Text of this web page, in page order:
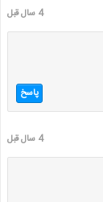
4 سال قبل
پاسخ
4 سال قبل